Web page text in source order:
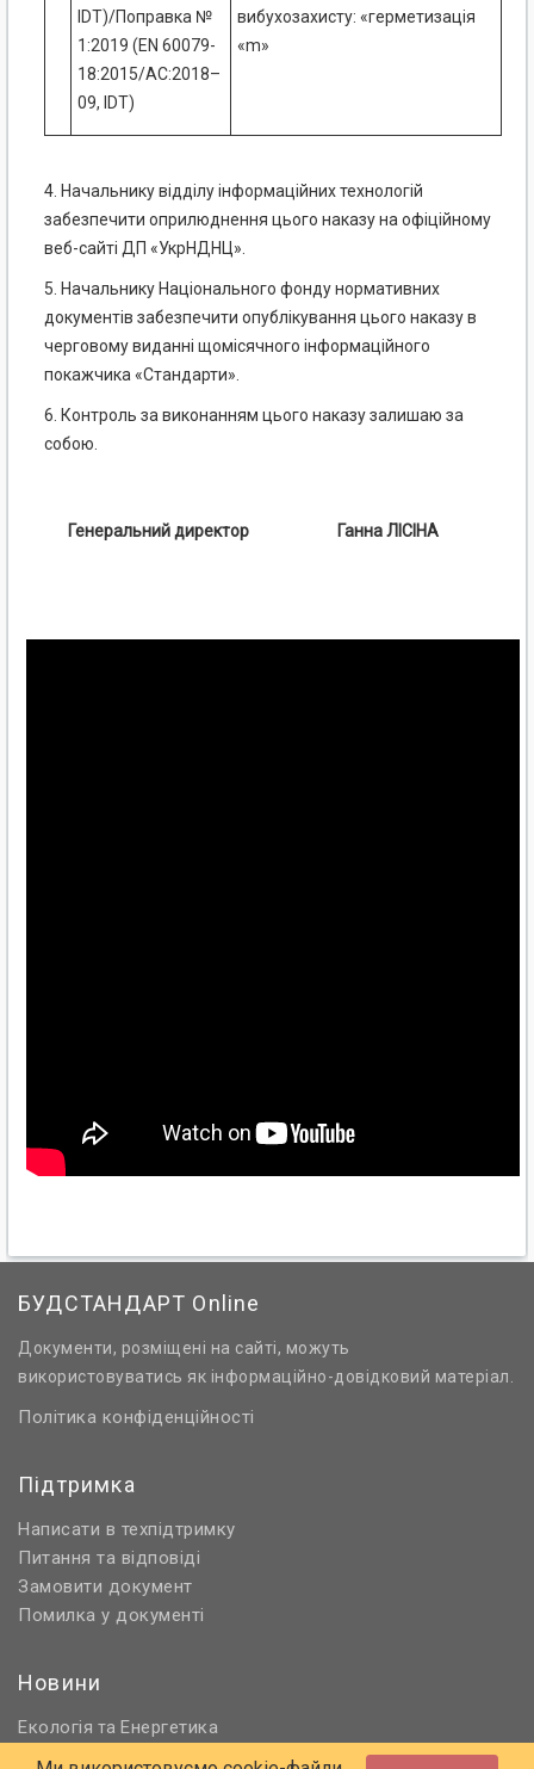
IDT)/Поправка №
1:2019 (EN 60079-
18:2015/AC:2018–
09, IDT)
вибухозахисту: «герметизація
«m»
4. Начальнику відділу інформаційних технологій
забезпечити оприлюднення цього наказу на офіційному
веб-сайті ДП «УкрНДНЦ».
5. Начальнику Національного фонду нормативних
документів забезпечити опублікування цього наказу в
черговому виданні щомісячного інформаційного
покажчика «Стандарти».
6. Контроль за виконанням цього наказу залишаю за
собою.
Генеральний директор Ганна ЛІСІНА
БУДСТАНДАРТ Online
Документи, розміщені на сайті, можуть
використовуватись як інформаційно-довідковий матеріал.
Політика конфіденційності
Підтримка
Написати в техпідтримку
Питання та відповіді
Замовити документ
Помилка у документі
Новини
Екологія та Енергетика
Нормативне регулювання